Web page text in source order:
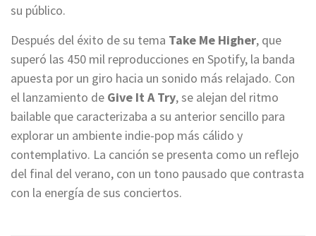
su público.
Después del éxito de su tema Take Me Higher, que
superó las 450 mil reproducciones en Spotify, la banda
apuesta por un giro hacia un sonido más relajado. Con
el lanzamiento de Give It A Try, se alejan del ritmo
bailable que caracterizaba a su anterior sencillo para
explorar un ambiente indie-pop más cálido y
contemplativo. La canción se presenta como un reflejo
del final del verano, con un tono pausado que contrasta
con la energía de sus conciertos.